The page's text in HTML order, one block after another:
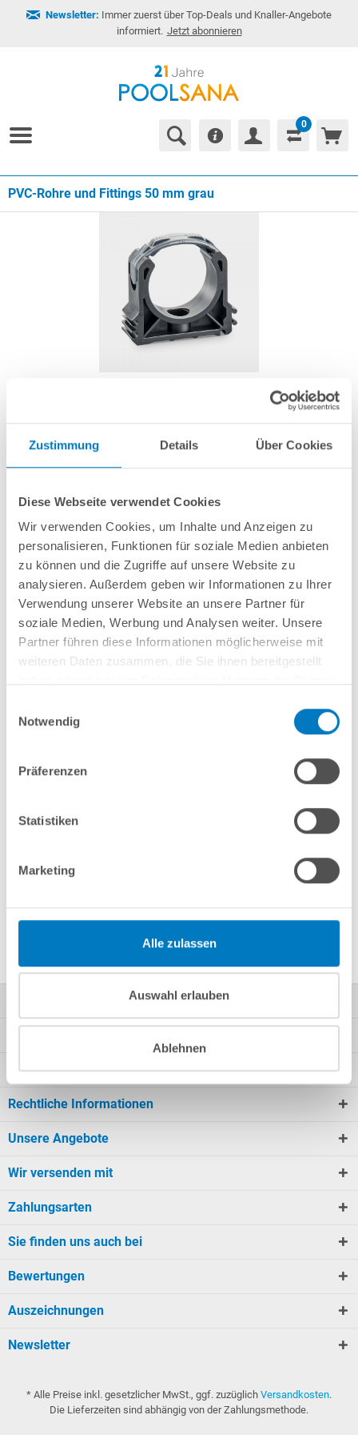
Zustimmung Details Über Cookies
Diese Webseite verwendet Cookies
Wir verwenden Cookies, um Inhalte und Anzeigen zu
personalisieren, Funktionen für soziale Medien anbieten
zu können und die Zugriffe auf unsere Website zu
analysieren. Außerdem geben wir Informationen zu Ihrer
Verwendung unserer Website an unsere Partner für
soziale Medien, Werbung und Analysen weiter. Unsere
Partner führen diese Informationen möglicherweise mit
weiteren Daten zusammen, die Sie ihnen bereitgestellt
Notwendig
Präferenzen
Statistiken
Marketing
Alle zulassen
Auswahl erlauben
Ablehnen
Newsletter: Immer zuerst über Top-Deals und Knaller-Angebote
informiert. Jetzt abonnieren
0
PVC-Rohre und Fittings 50 mm grau
1,99 € *
2,79 € *
inkl. gesetzlicher MwSt. zzgl. Versandkosten; ab 99,- frachtfrei
Lieferung in ca. 1-3 Arbeitstagen
Zur Befestigung von PVC-Rohr an Wand.
Vergleichen Merken
Anfrageformular
Kundeninformationen
Rechtliche Informationen
Unsere Angebote
Wir versenden mit
Zahlungsarten
Sie finden uns auch bei
Bewertungen
Auszeichnungen
Newsletter
* Alle Preise inkl. gesetzlicher MwSt., ggf. zuzüglich Versandkosten.
Die Lieferzeiten sind abhängig von der Zahlungsmethode.